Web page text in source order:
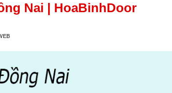
Nai | HoaBinhDoor